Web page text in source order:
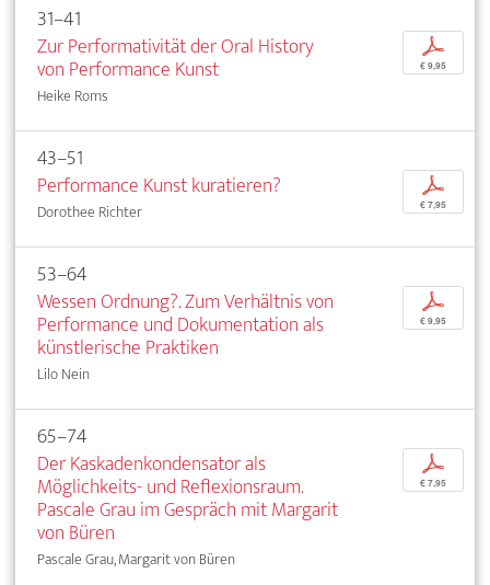
31–41
Zur Performativität der Oral History
von Performance Kunst
Heike Roms
p
€ 9,95
43–51
Performance Kunst kuratieren?
Dorothee Richter
p
€ 7,95
53–64
Wessen Ordnung?. Zum Verhältnis von
Performance und Dokumentation als
künstlerische Praktiken
Lilo Nein
p
€ 9,95
65–74
Der Kaskadenkondensator als
Möglichkeits- und Reflexionsraum.
Pascale Grau im Gespräch mit Margarit
von Büren
Pascale Grau, Margarit von Büren
p
€ 7,95